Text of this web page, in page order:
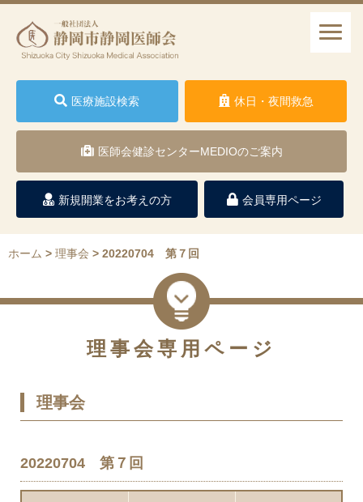
新規開業をお考えの方 会員専用ページ
医療施設検索 休日・夜間救急
医師会健診センターMEDIOのご案内
ホーム > 理事会 > 20220704 第７回
理事会専用ページ
理事会
20220704 第７回